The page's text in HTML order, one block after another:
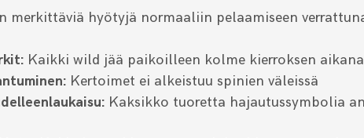
merkittäviä hyötyjä normaaliin pelaamiseen
Kaikki wild jää paikoilleen kolme kierroksen aikana
Kertoimet ei alkeistuu spinien väleissä
Kaksikko tuoretta hajautussymbolia